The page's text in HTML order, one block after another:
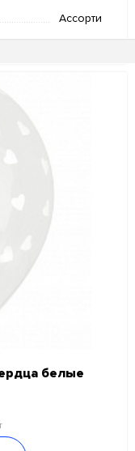
Ассорти
белые